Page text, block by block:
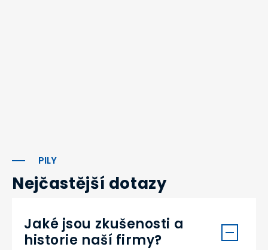
PILY
Nejčastější dotazy
Jaké jsou zkušenosti a
historie naší firmy?